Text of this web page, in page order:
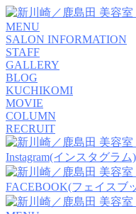
MENU
SALON INFORMATION
STAFF
GALLERY
BLOG
KUCHIKOMI
MOVIE
COLUMN
RECRUIT